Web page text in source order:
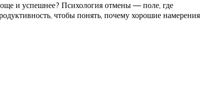
и успешнее? Психология отмены — поле, где
чтобы понять, почему хорошие намерения